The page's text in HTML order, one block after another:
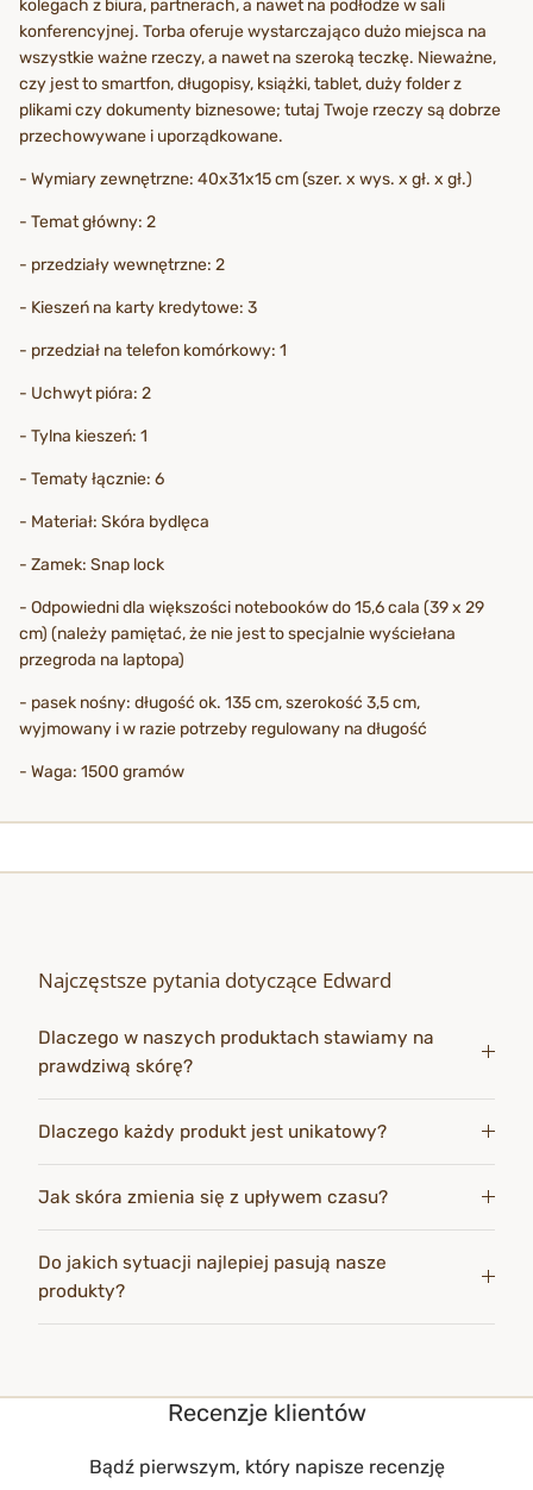
kolegach z biura, partnerach, a nawet na podłodze w sali
konferencyjnej. Torba oferuje wystarczająco dużo miejsca na
wszystkie ważne rzeczy, a nawet na szeroką teczkę. Nieważne,
czy jest to smartfon, długopisy, książki, tablet, duży folder z
plikami czy dokumenty biznesowe; tutaj Twoje rzeczy są dobrze
przechowywane i uporządkowane.
- Wymiary zewnętrzne: 40x31x15 cm (szer. x wys. x gł. x gł.)
- Temat główny: 2
- przedziały wewnętrzne: 2
- Kieszeń na karty kredytowe: 3
- przedział na telefon komórkowy: 1
- Uchwyt pióra: 2
- Tylna kieszeń: 1
- Tematy łącznie: 6
- Materiał: Skóra bydlęca
- Zamek: Snap lock
- Odpowiedni dla większości notebooków do 15,6 cala (39 x 29
cm) (należy pamiętać, że nie jest to specjalnie wyściełana
przegroda na laptopa)
- pasek nośny: długość ok. 135 cm, szerokość 3,5 cm,
wyjmowany i w razie potrzeby regulowany na długość
- Waga: 1500 gramów
Najczęstsze pytania dotyczące Edward
Dlaczego w naszych produktach stawiamy na
prawdziwą skórę?
Dlaczego każdy produkt jest unikatowy?
Jak skóra zmienia się z upływem czasu?
Do jakich sytuacji najlepiej pasują nasze
produkty?
Recenzje klientów
Bądź pierwszym, który napisze recenzję